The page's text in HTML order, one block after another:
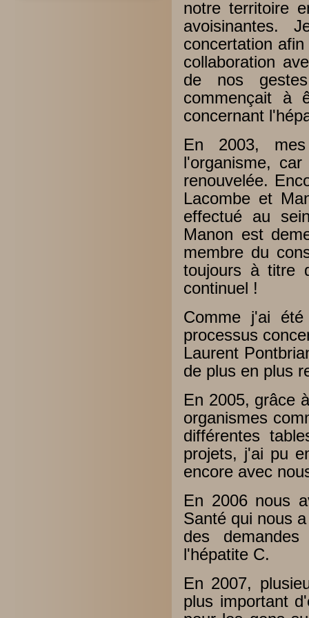
notre territoire
avoisinantes.
concertation
collaboration
de nos
commençait à
concernant
En 2003,
l'organisme,
renouvelée.
Lacombe et
effectué au
Manon est
membre du
toujours à titre
continuel !
Comme j'ai
processus
Laurent
de plus en plus
En 2005, grâce
organismes
différentes
projets, j'ai pu
encore avec
En 2006 nous
Santé qui nous
des
l'hépatite C.
En 2007,
plus important